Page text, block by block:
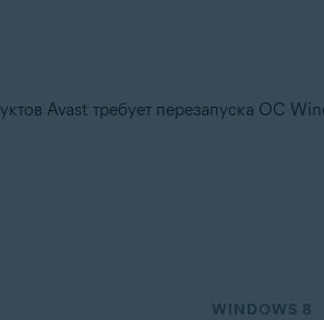
Avast требует перезапуска ОС
WINDOWS 8